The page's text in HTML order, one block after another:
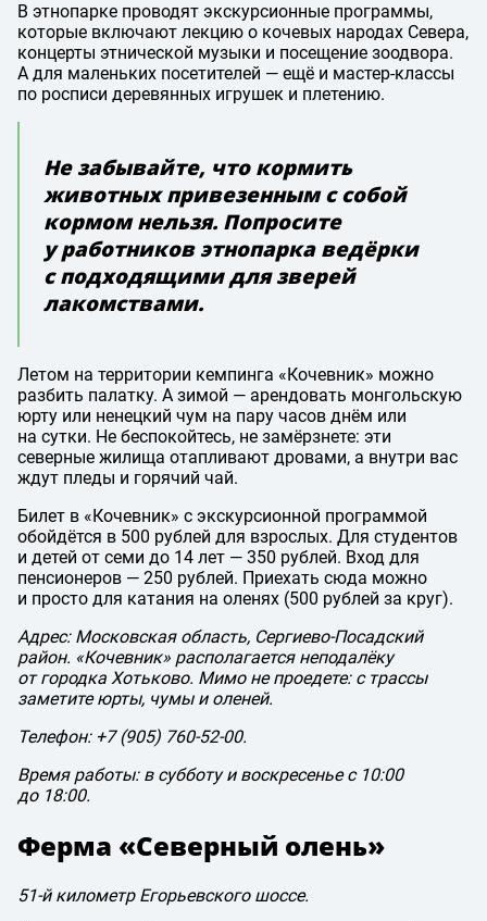
В этнопарке проводят экскурсионные программы,
которые включают лекцию о кочевых народах Севера,
концерты этнической музыки и посещение зоодвора.
А для маленьких посетителей — ещё и мастер-классы
по росписи деревянных игрушек и плетению.
Не забывайте, что кормить
животных привезенным с собой
кормом нельзя. Попросите
у работников этнопарка ведёрки
с подходящими для зверей
лакомствами.
Летом на территории кемпинга «Кочевник» можно
разбить палатку. А зимой — арендовать монгольскую
юрту или ненецкий чум на пару часов днём или
на сутки. Не беспокойтесь, не замёрзнете: эти
северные жилища отапливают дровами, а внутри вас
ждут пледы и горячий чай.
Билет в «Кочевник» с экскурсионной программой
обойдётся в 500 рублей для взрослых. Для студентов
и детей от семи до 14 лет — 350 рублей. Вход для
пенсионеров — 250 рублей. Приехать сюда можно
и просто для катания на оленях (500 рублей за круг).
Адрес: Московская область, Сергиево-Посадский
район. «Кочевник» располагается неподалёку
от городка Хотьково. Мимо не проедете: с трассы
заметите юрты, чумы и оленей.
Телефон: +7 (905) 760-52-00.
Время работы: в субботу и воскресенье с 10:00
до 18:00.
Ферма «Северный олень»
51-й километр Егорьевского шоссе.